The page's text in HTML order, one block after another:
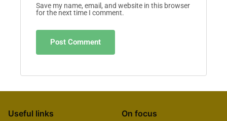
Save my name, email, and website in this browser
for the next time I comment.
Useful links
On focus